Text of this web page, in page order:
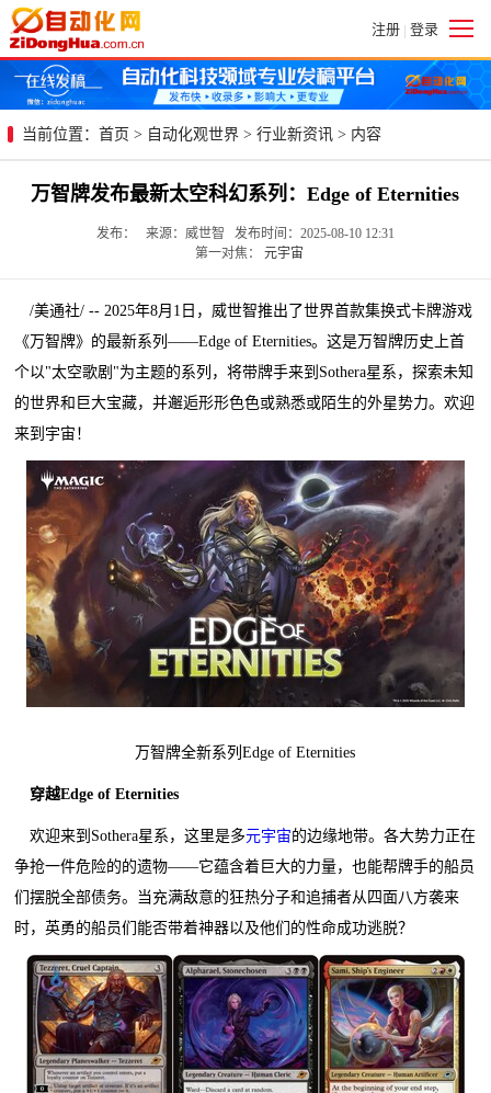
注册 | 登录
当前位置： 首页 > 自动化观世界 > 行业新资讯 > 内容
万智牌发布最新太空科幻系列：Edge of Eternities
发布： 来源：威世智 发布时间：2025-08-10 12:31
第一对焦： 元宇宙
/美通社/ -- 2025年8月1日，威世智推出了世界首款集换式卡牌游戏
《万智牌》的最新系列——Edge of Eternities。这是万智牌历史上首
个以"太空歌剧"为主题的系列，将带牌手来到Sothera星系，探索未知
的世界和巨大宝藏，并邂逅形形色色或熟悉或陌生的外星势力。欢迎
来到宇宙！
万智牌全新系列Edge of Eternities
穿越Edge of Eternities
欢迎来到Sothera星系，这里是多元宇宙的边缘地带。各大势力正在
争抢一件危险的的遗物——它蕴含着巨大的力量，也能帮牌手的船员
们摆脱全部债务。当充满敌意的狂热分子和追捕者从四面八方袭来
时，英勇的船员们能否带着神器以及他们的性命成功逃脱？